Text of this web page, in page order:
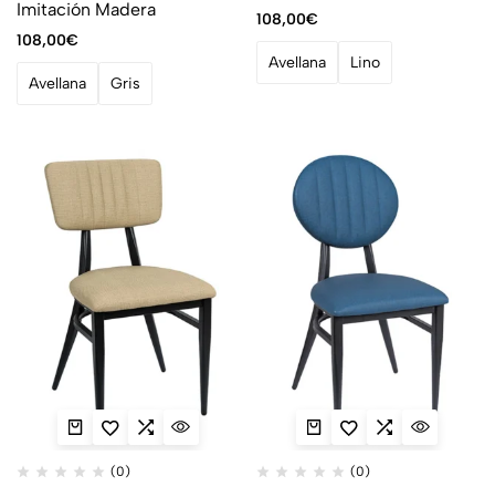
Imitación Madera
108,00€
Avellana Gris
108,00€
Avellana Lino
(0) (0)